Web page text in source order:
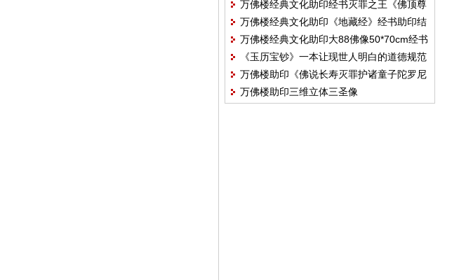
鉴》
万佛楼经典文化助印经书灭罪之王《佛顶尊
胜陀罗尼经》
万佛楼经典文化助印《地藏经》经书助印结
缘
万佛楼经典文化助印大88佛像50*70cm经书
助印
《玉历宝钞》一本让现世人明白的道德规范
万佛楼助印《佛说长寿灭罪护诸童子陀罗尼
经》书
万佛楼助印三维立体三圣像